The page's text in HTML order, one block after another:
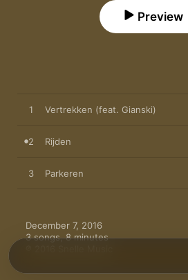
Preview
1 Vertrekken (feat. Gianski)
2 Rijden
3 Parkeren
December 7, 2016
3 songs, 8 minutes